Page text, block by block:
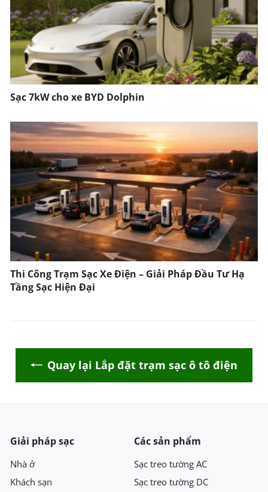
Sạc 7kW cho xe BYD Dolphin
Thi Công Trạm Sạc Xe Điện – Giải Pháp Đầu Tư Hạ
Tầng Sạc Hiện Đại
Quay lại Lắp đặt trạm sạc ô tô điện
Giải pháp sạc
Nhà ở
Khách sạn
Các sản phẩm
Sạc treo tường AC
Sạc treo tường DC